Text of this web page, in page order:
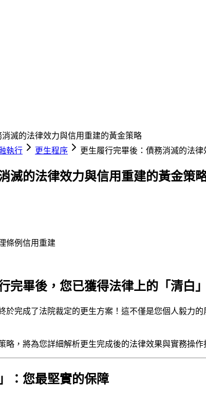
滅的法律效力與信用重建的黃金策略
執行 更生程序 更生履行完畢後：債務消滅的法
滅的法律效力與信用重建的黃金策
條例 信用重建
完畢後，您已獲得法律上的「清白」
於完成了法院裁定的更生方案！這不僅是您個人毅力
略，將為您詳細解析更生完成後的法律效果與實務操作
：您最堅實的保障